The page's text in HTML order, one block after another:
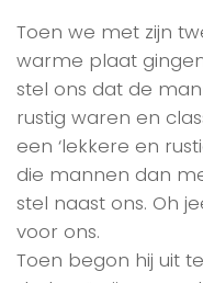
Toen we met zijn
warme plaat
stel ons dat de
rustig waren en
een ‘lekkere en
die mannen dan
stel naast ons. Oh
voor ons.
Toen begon hij uit